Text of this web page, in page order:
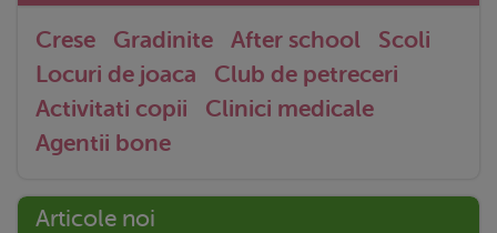
Crese Gradinite After school
Scoli
Locuri de joaca
Club de petreceri
Activitati copii
Clinici medicale
Agentii bone
Articole noi